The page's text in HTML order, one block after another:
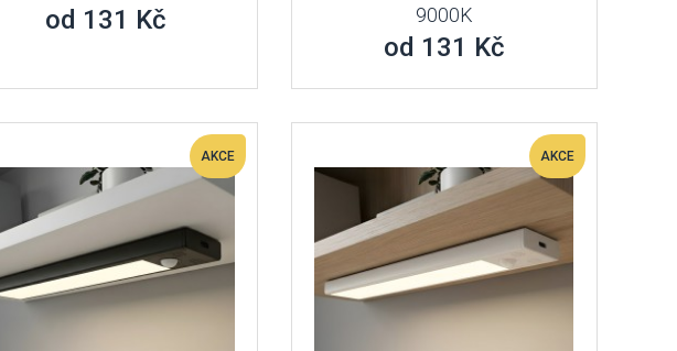
od 131 Kč
9000K
od 131 Kč
AKCE AKCE